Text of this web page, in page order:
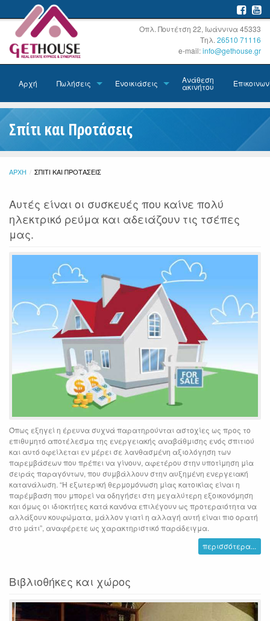
Οπλ. Πουτέτση 22, Ιωάννινα 45333
Τηλ. 26510 71116
e-mail:info@gethouse.gr
Αρχή Πωλήσεις Ενοικιάσεις Ανάθεση
ακινήτου
Σπίτι και Προτάσεις
ΑΡΧΉ ΤΡΈΧΟΥΣΑ:
ΣΠΊΤΙ ΚΑΙ ΠΡΟΤΆΣΕΙΣ
Αυτές είναι οι συσκευές που καίνε πολύ
ηλεκτρικό ρεύμα και αδειάζουν τις τσέπες
μας.
Όπως εξηγεί η έρευνα συχνά παρατηρούνται αστοχίες ως προς το
επιθυμητό αποτέλεσμα της ενεργειακής αναβάθμισης ενός σπιτιού
και αυτό οφείλεται εν μέρει σε λανθασμένη αξιολόγηση των
παρεμβάσεων που πρέπει να γίνουν, αφετέρου στην υποτίμηση μία
σειράς παραγόντων, που συμβάλλουν στην αυξημένη ενεργειακή
κατανάλωση. “Η εξωτερική θερμομόνωση μίας κατοικίας είναι η
παρέμβαση που μπορεί να οδηγήσει στη μεγαλύτερη εξοικονόμηση
και όμως οι ιδιοκτήτες κατά κανόνα επιλέγουν ως προτεραιότητα να
αλλάξουν κουφώματα, μάλλον γιατί η αλλαγή αυτή είναι πιο ορατή
στο μάτι”, αναφέρετε ως χαρακτηριστικό παράδειγμα.
περισσότερα...
Βιβλιοθήκες και χώρος